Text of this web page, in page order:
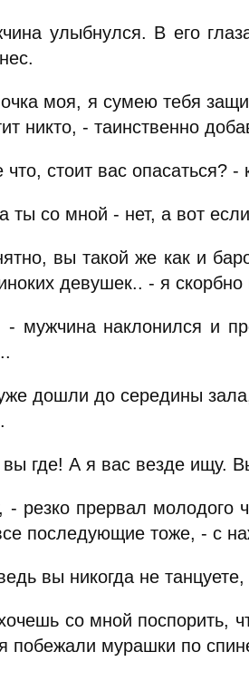
улыбнулся. В его
моя, я сумею тебя
никто, - таинственно
стоит вас опасаться?
ты со мной - нет, а вот
вы такой же как и
девушек.. - я
мужчина наклонился и
дошли до середины зала,
где! А я вас везде ищу.
- резко прервал молодого
последующие тоже, - с
вы никогда не
со мной поспорить,
побежали мурашки по